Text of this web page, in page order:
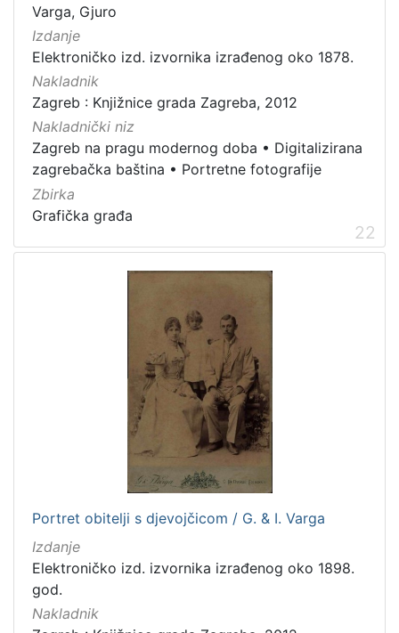
Varga, Gjuro
Izdanje
Elektroničko izd. izvornika izrađenog oko 1878.
Nakladnik
Zagreb : Knjižnice grada Zagreba, 2012
Nakladnički niz
Zagreb na pragu modernog doba • Digitalizirana
zagrebačka baština • Portretne fotografije
Zbirka
Grafička građa
22
Portret obitelji s djevojčicom / G. & I. Varga
Izdanje
Elektroničko izd. izvornika izrađenog oko 1898.
god.
Nakladnik